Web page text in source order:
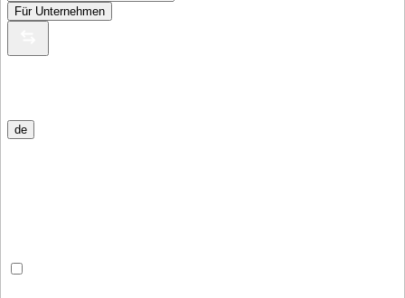
Für Unternehmen
de